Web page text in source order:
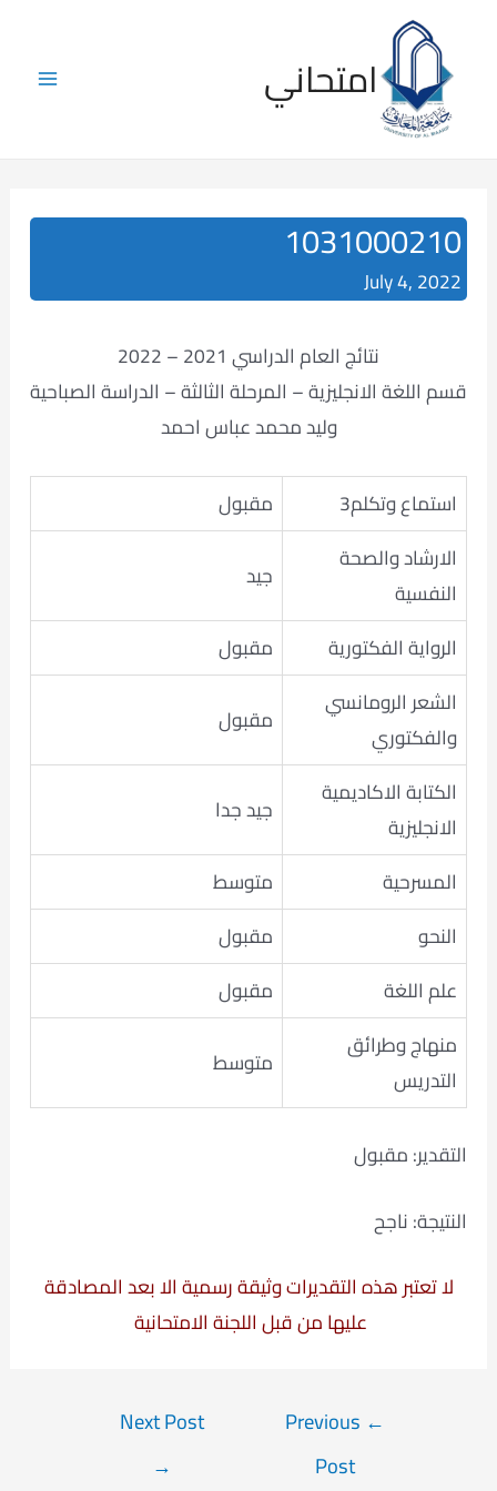
content
Main
امتحاني
1031000210
July 4, 2022
نتائج العام الدراسي 2021 – 2022
قسم اللغة الانجليزية – المرحلة الثالثة – الدراسة الصباحية
وليد محمد عباس احمد
استماع وتكلم3
مقبول
الارشاد والصحة
النفسية
جيد
الرواية الفكتورية
مقبول
الشعر الرومانسي
والفكتوري
مقبول
الكتابة الاكاديمية
الانجليزية
جيد جدا
المسرحية
متوسط
النحو
مقبول
علم اللغة
مقبول
منهاج وطرائق
التدريس
متوسط
التقدير: مقبول
النتيجة: ناجح
لا تعتبر هذه التقديرات وثيقة رسمية الا بعد المصادقة
عليها من قبل اللجنة الامتحانية
←
Previous
Post
Next Post
→